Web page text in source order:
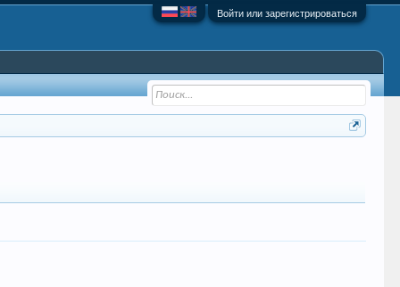
Войти или зарегистрироваться